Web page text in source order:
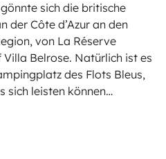
sich die britische
der Côte d’Azur an den
von La Réserve
Belrose. Natürlich ist es
des Flots Bleus,
sich leisten können…